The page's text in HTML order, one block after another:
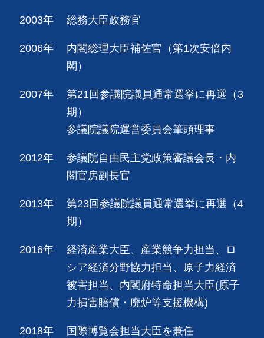
2003年 総務大臣政務官
2006年
内閣総理大臣補佐官（第1次安倍内
閣）
2007年
第21回参議院議員通常選挙に再選（3
期）
参議院議院運営委員会筆頭理事
2012年
参議院自由民主党政策審議会長・内
閣官房副長官
2013年
第23回参議院議員通常選挙に再選（4
期）
2016年
経済産業大臣、産業競争力担当、ロ
シア経済分野協力担当、原子力経済
被害担当、内閣府特命担当大臣(原子
力損害賠償・廃炉等支援機構)
2018年 国際博覧会担当大臣を兼任